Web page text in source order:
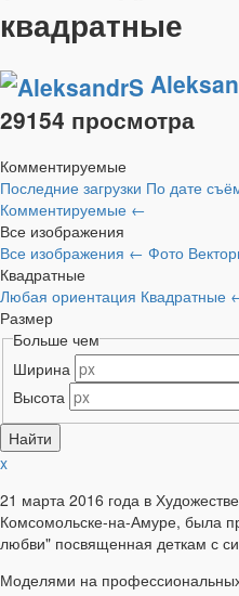
квадратные
29154 просмотра
Комментируемые
Последние загрузки По дате
Комментируемые ←
Все изображения
Все изображения ← Фото
Квадратные
Любая ориентация Квадратные
Размер
Больше чем
Ширина
Высота
x
21 марта 2016 года в
Комсомольске-на-Амуре, была
любви" посвященная деткам с
Моделями на